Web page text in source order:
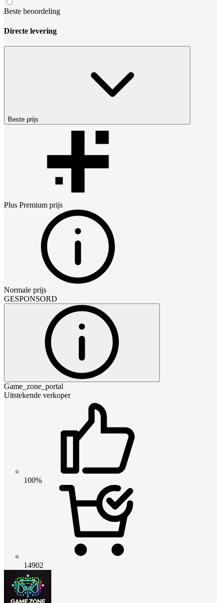
Beste beoordeling
Directe levering
Beste prijs
Plus Premium prijs
Normale prijs
GESPONSORD
Game_zone_portal
Uitstekende verkoper
100%
14902